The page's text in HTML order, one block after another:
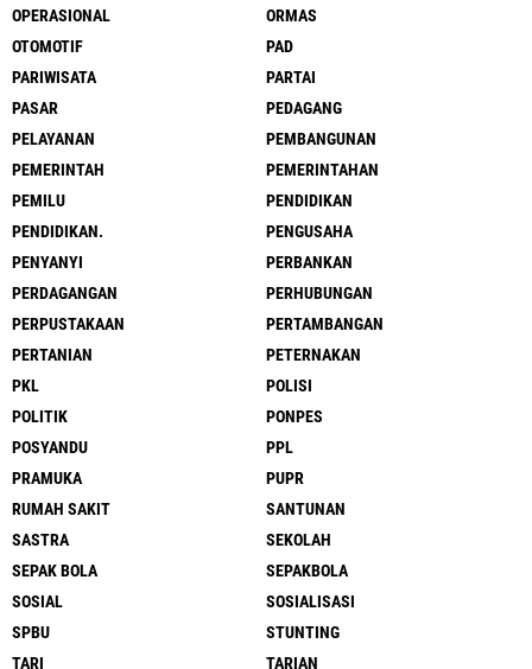
OPERASIONAL
ORMAS
OTOMOTIF
PAD
PARIWISATA
PARTAI
PASAR
PEDAGANG
PELAYANAN
PEMBANGUNAN
PEMERINTAH
PEMERINTAHAN
PEMILU
PENDIDIKAN
PENDIDIKAN.
PENGUSAHA
PENYANYI
PERBANKAN
PERDAGANGAN
PERHUBUNGAN
PERPUSTAKAAN
PERTAMBANGAN
PERTANIAN
PETERNAKAN
PKL
POLISI
POLITIK
PONPES
POSYANDU
PPL
PRAMUKA
PUPR
RUMAH SAKIT
SANTUNAN
SASTRA
SEKOLAH
SEPAK BOLA
SEPAKBOLA
SOSIAL
SOSIALISASI
SPBU
STUNTING
TARI
TARIAN